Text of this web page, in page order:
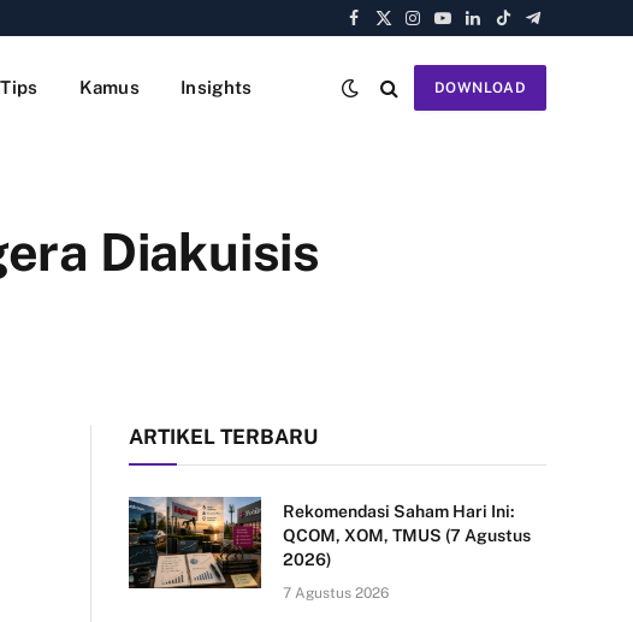
Facebook
X
Instagram
YouTube
LinkedIn
TikTokTelegram
Kamus Insights DOWNLOAD
Diakuisis
ARTIKEL TERBARU
Rekomendasi Saham Hari Ini:
QCOM, XOM, TMUS (7 Agustus
2026)
7 Agustus 2026